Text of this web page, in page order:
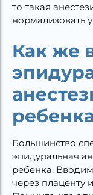
то такая
нормализовать
Как же
Большинство
эпидуральная
ребенка.
через плаценту